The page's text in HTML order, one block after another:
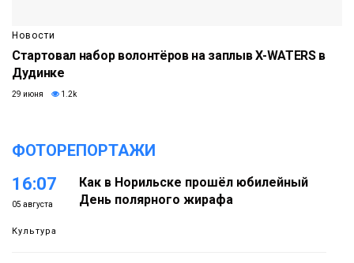
Новости
Стартовал набор волонтёров на заплыв X-WATERS в
Дудинке
29 июня 1.2k
ФОТОРЕПОРТАЖИ
16:07
05 августа
Культура
Как в Норильске прошёл юбилейный
День полярного жирафа